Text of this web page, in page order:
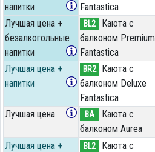
напитки
Fantastica
Лучшая цена +
безалкогольные
напитки
BL2
Каюта с
балконом Premium
Fantastica
Лучшая цена +
напитки
BR2
Каюта с
балконом Deluxe
Fantastica
Лучшая цена BA
Каюта с
балконом Aurea
Лучшая цена +
BL2
Каюта с